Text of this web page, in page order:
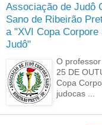
Associação de Judô
Sano de Ribeirão
a "XVI Copa Corpore
Judô"
O
25 DE
Copa
judocas ...